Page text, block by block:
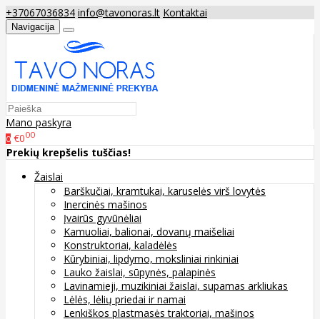
+37067036834 info@tavonoras.lt Kontaktai
Navigacija
Mano paskyra
0 €000
Prekių krepšelis tuščias!
Žaislai
Barškučiai, kramtukai, karuselės virš lovytės
Inercinės mašinos
Įvairūs gyvūnėliai
Kamuoliai, balionai, dovanų maišeliai
Konstruktoriai, kaladėlės
Kūrybiniai, lipdymo, moksliniai rinkiniai
Lauko žaislai, sūpynės, palapinės
Lavinamieji, muzikiniai žaislai, supamas arkliukas
Lėlės, lėlių priedai ir namai
Lenkiškos plastmasės traktoriai, mašinos